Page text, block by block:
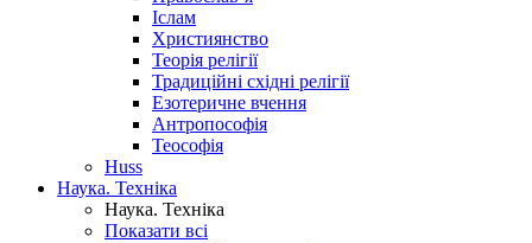
Іслам
Християнство
Теорія релігії
Традиційні східні релігії
Езотеричне вчення
Антропософія
Теософія
Huss
Наука. Техніка
Наука. Техніка
Показати всі